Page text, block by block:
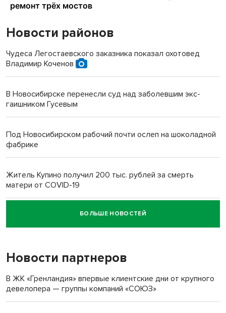
Новости районов
Чудеса Легостаевского заказника показал охотовед
Владимир Коченов
В Новосибирске перенесли суд над заболевшим экс-
гаишником Гусевым
Под Новосибирском рабочий почти ослеп на шоколадной
фабрике
Житель Купино получил 200 тыс. рублей за смерть
матери от COVID-19
Новосибирский суд наказал водителя за смерть
пенсионерки на вокзале
«Мы живём на пастбище!»: в новосибирском селе лошади
терроризируют жителей
Инвалид получил условный срок за избиение врачей
БОЛЬШЕ НОВОСТЕЙ
Новости партнеров
В ЖК «Гренландия» впервые клиентские дни от крупного
девелопера — группы компаний «СОЮЗ»